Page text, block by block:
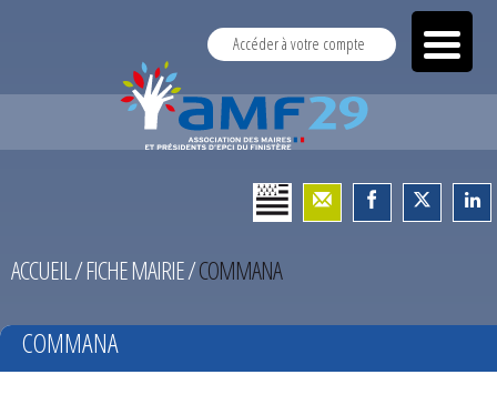
Accéder à votre compte
ACCUEIL/FICHE MAIRIE/COMMANA
COMMANA